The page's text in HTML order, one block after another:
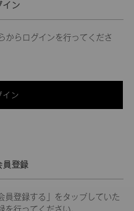
イン
からログインを行ってくださ
イン
員登録
員登録する」をタップしていた
を行ってください。